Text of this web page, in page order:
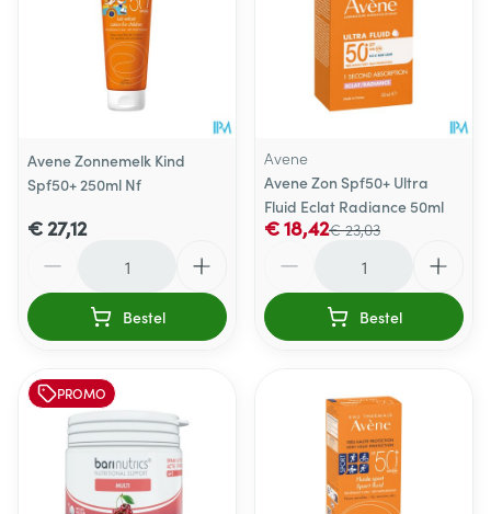
Avene Zonnemelk Kind
Spf50+ 250ml Nf
€ 27,12
Bestel
Avene
Avene Zon Spf50+ Ultra
Fluid Eclat Radiance 50ml
€ 23,03
€ 18,42
Bestel
PROMO